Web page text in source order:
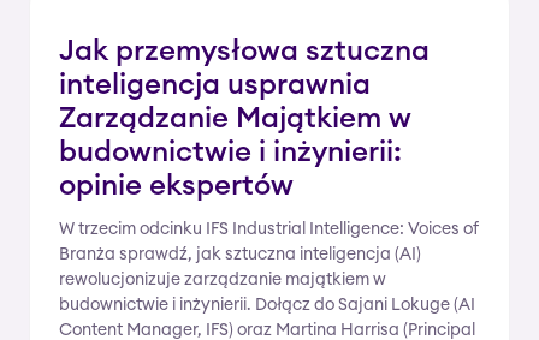
Jak przemysłowa sztuczna
inteligencja usprawnia
Zarządzanie Majątkiem w
budownictwie i inżynierii:
opinie ekspertów
W trzecim odcinku IFS Industrial Intelligence: Voices of
Branża sprawdź, jak sztuczna inteligencja (AI)
rewolucjonizuje zarządzanie majątkiem w
budownictwie i inżynierii. Dołącz do Sajani Lokuge (AI
Content Manager, IFS) oraz Martina Harrisa (Principal